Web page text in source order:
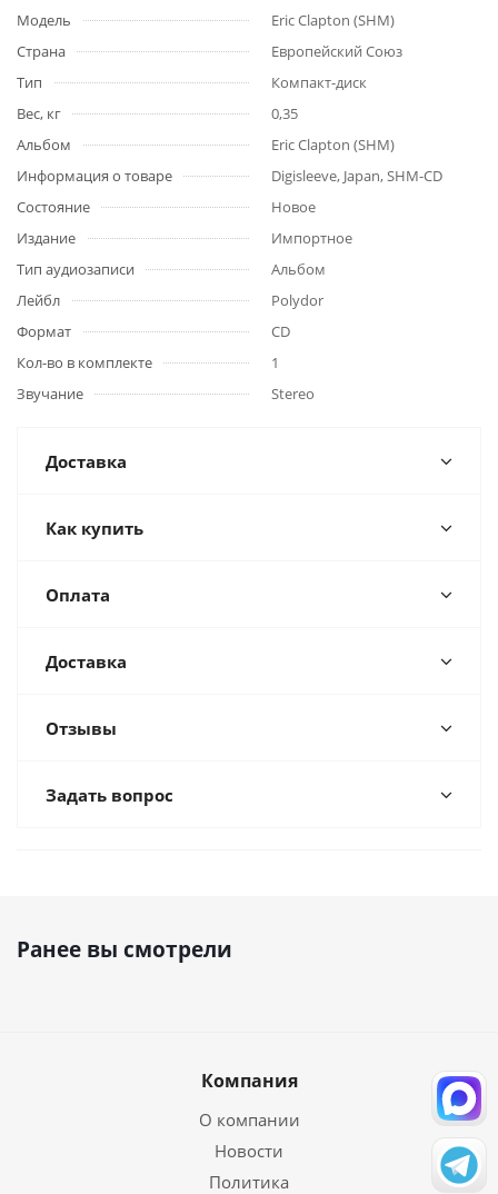
Модель
Eric Clapton (SHM)
Страна
Европейский Союз
Тип
Компакт-диск
Вес, кг
0,35
Альбом
Eric Clapton (SHM)
Информация о товаре
Digisleeve, Japan, SHM-CD
Состояние
Новое
Издание
Импортное
Тип аудиозаписи
Альбом
Лейбл
Polydor
Формат
CD
Кол-во в комплекте
1
Звучание
Stereo
Доставка
Как купить
Оплата
Доставка
Отзывы
Задать вопрос
Ранее вы смотрели
Компания
О компании
Новости
Политика